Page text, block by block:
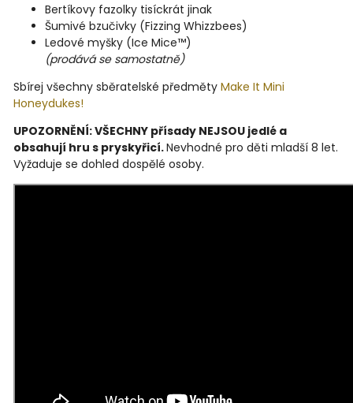
Bertíkovy fazolky tisíckrát jinak
Šumivé bzučivky (Fizzing Whizzbees)
Ledové myšky (Ice Mice™)
(prodává se samostatně)
Sbírej všechny sběratelské předměty Make It Mini
Honeydukes!
UPOZORNĚNÍ: VŠECHNY přísady NEJSOU jedlé a
obsahují hru s pryskyřicí.Nevhodné pro děti mladší 8 let.
Vyžaduje se dohled dospělé osoby.